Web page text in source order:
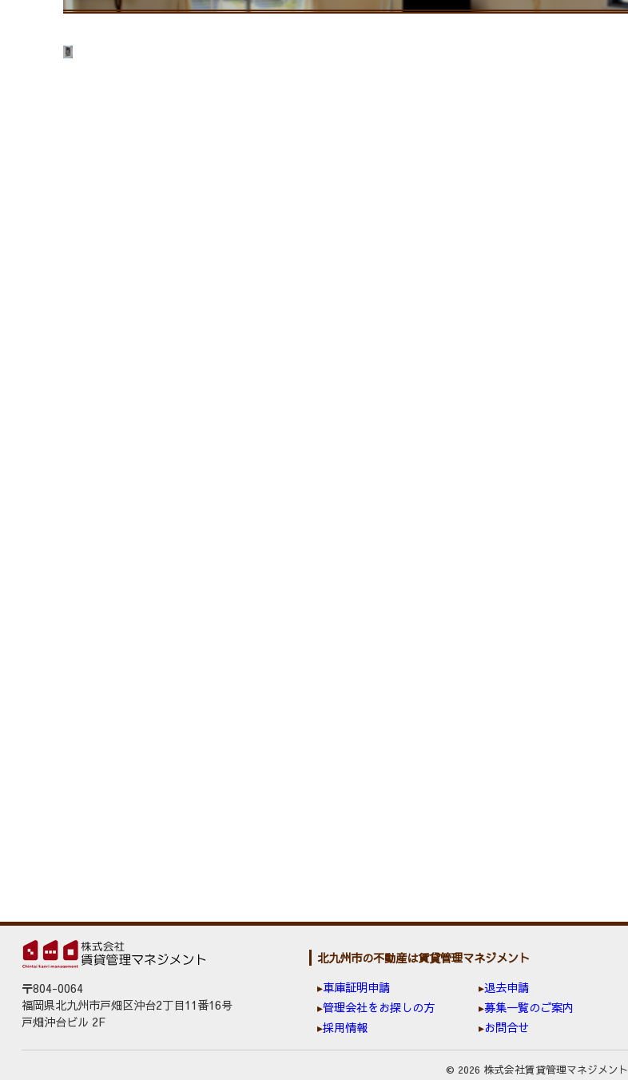
〒804-0064
福岡県北九州市戸畑区沖台2丁目11番16号
戸畑沖台ビル 2F
北九州市の不動産は賃貸管理マネジメント
車庫証明申請
退去申請
管理会社をお探しの方
募集一覧のご案内
採用情報
お問合せ
© 2026 株式会社賃貸管理マネジメント